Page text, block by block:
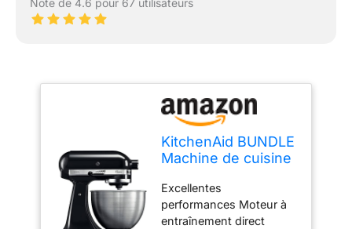
KitchenAid BUNDLE
Machine de cuisine
moteur rabattable
4,3 l – Classic
(5K45SS) + coupe-
Excellentes
performances Moteur à
entraînement direct